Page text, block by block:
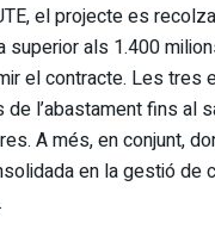
el projecte es
als 1.400
el contracte. Les
l’abastament fins al
A més, en conjunt,
en la gestió de